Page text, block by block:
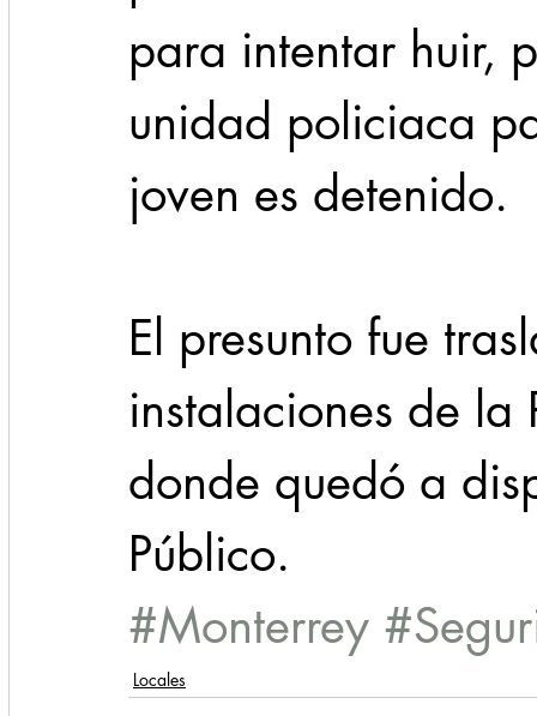
para intentar huir,
unidad policiaca
joven es detenido.
El presunto fue
instalaciones de
donde quedó a
Público.
#Monterrey
Locales